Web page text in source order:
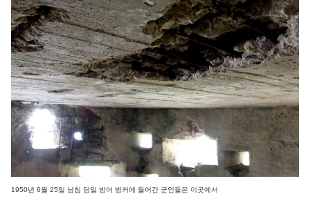
1950년 6월 25일 남침 당일 방어 벙커에 들어간 군인들은 이곳에서